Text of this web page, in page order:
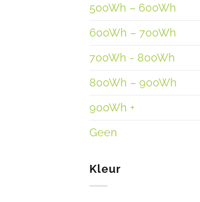
500Wh – 600Wh
600Wh – 700Wh
700Wh - 800Wh
800Wh – 900Wh
900Wh +
Geen
Kleur